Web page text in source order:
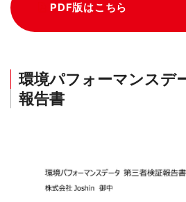
PDF版はこちら
環境パフォーマンスデ
報告書